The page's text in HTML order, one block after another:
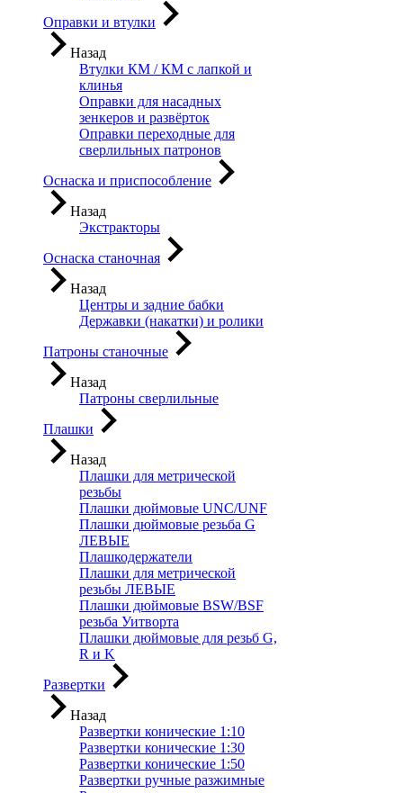
Оправки и втулки
Назад
Втулки КМ / КМ с лапкой и
клинья
Оправки для насадных
зенкеров и развёрток
Оправки переходные для
сверлильных патронов
Оснаска и приспособление
Назад
Экстракторы
Оснаска станочная
Назад
Центры и задние бабки
Державки (накатки) и ролики
Патроны станочные
Назад
Патроны сверлильные
Плашки
Назад
Плашки для метрической
резьбы
Плашки дюймовые UNC/UNF
Плашки дюймовые резьба G
ЛЕВЫЕ
Плашкодержатели
Плашки для метрической
резьбы ЛЕВЫЕ
Плашки дюймовые BSW/BSF
резьба Уитворта
Плашки дюймовые для резьб G,
R и K
Развертки
Назад
Развертки конические 1:10
Развертки конические 1:30
Развертки конические 1:50
Развертки ручные разжимные